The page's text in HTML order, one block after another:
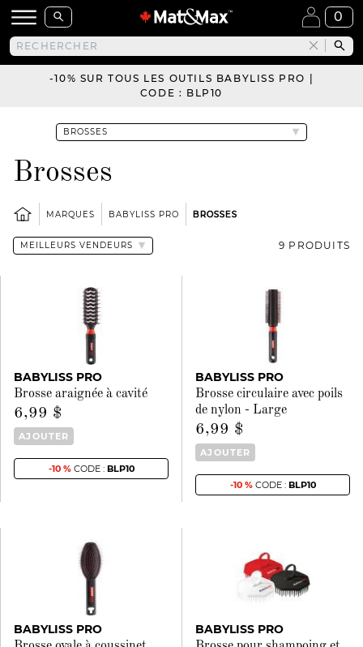
0
-10% SUR TOUS LES OUTILS BABYLISS PRO |
CODE : BLP10
Brosses
MARQUES BABYLISS PRO BROSSES
9 PRODUITS
BABYLISS PRO
Brosse araignée à cavité
6,99 $
AJOUTER
-10 %CODE : BLP10
BABYLISS PRO
Brosse circulaire avec poils
de nylon - Large
6,99 $
AJOUTER
-10 %CODE : BLP10
BABYLISS PRO BABYLISS PRO